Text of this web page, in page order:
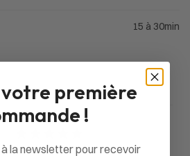
15 à 30min
50 avis
votre première
!
la newsletter pour recevoir